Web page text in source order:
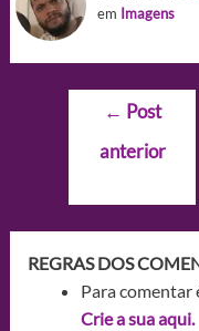
em Imagens
Navegação
Post
← Post
anterior
REGRAS DOS
Para comentar
Crie a sua aqui.